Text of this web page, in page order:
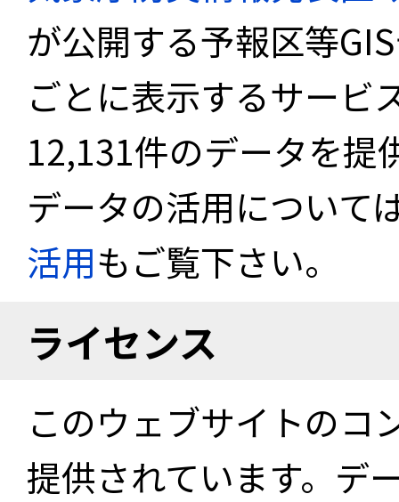
が公開する予報区等
ごとに表示するサービ
12,131件のデータを提
データの活用について
活用もご覧下さい。
ライセンス
このウェブサイトのコ
提供されています。デ